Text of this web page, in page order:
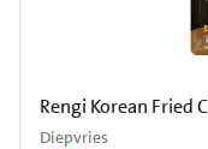
Rengi Korean Fried
Diepvries